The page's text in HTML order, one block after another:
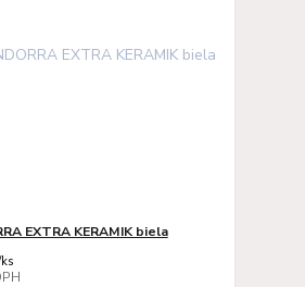
EXTRA KERAMIK biela
ks